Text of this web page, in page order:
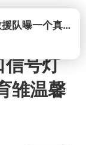
打开
号灯
雏温馨